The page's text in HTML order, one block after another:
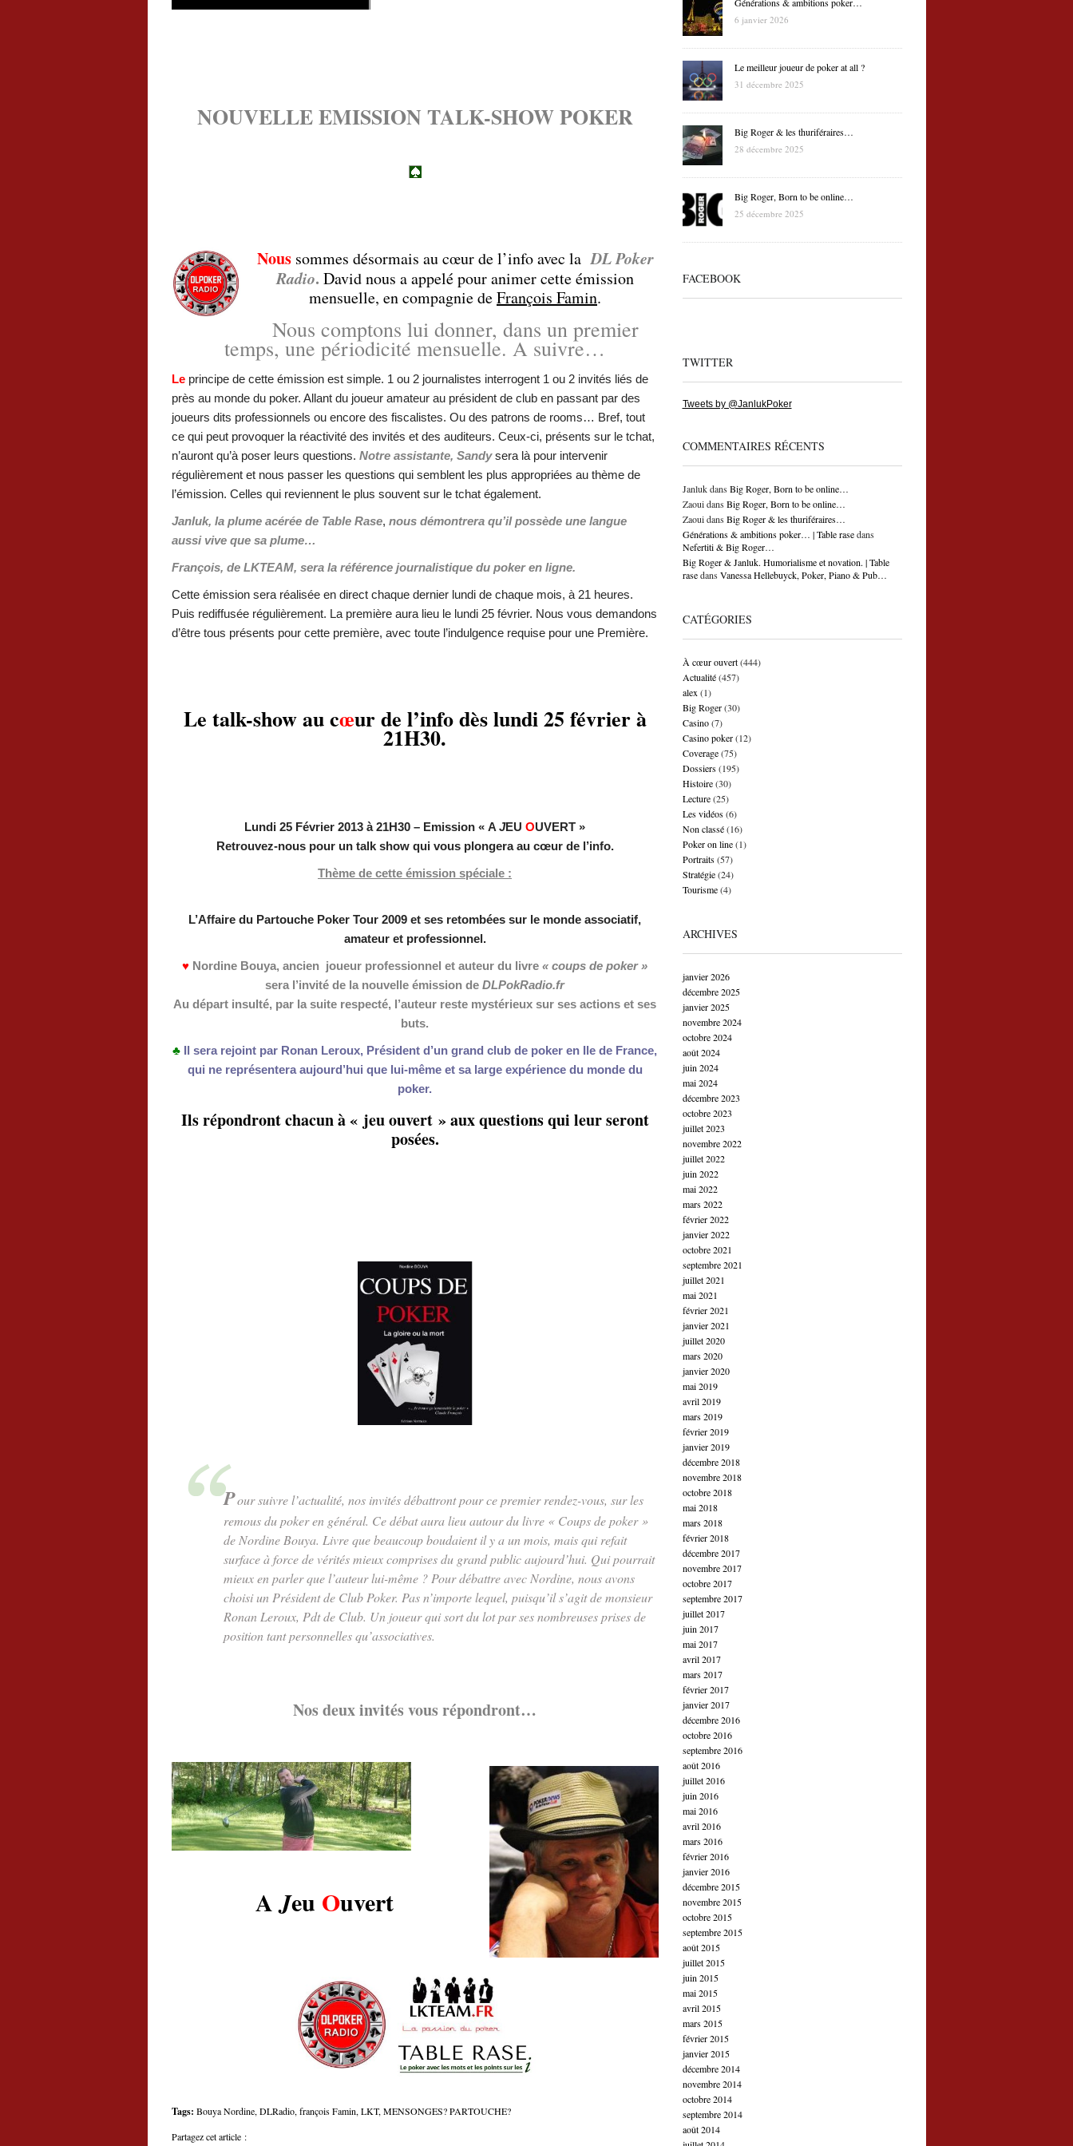
NOUVELLE EMISSION TALK-SHOW POKER
Noussommes désormais au cœur de l’info avec laDL Poker
Radio. David nous a appelé pour animer cette émission
mensuelle, en compagnie deFrançois Famin.
Nous comptons lui donner, dans un premier
temps, une périodicité mensuelle. A suivre…
Leprincipe de cette émission est simple. 1 ou 2 journalistes interrogent 1 ou 2 invités liés de
près au monde du poker. Allant du joueur amateur au président de club en passant par des
joueurs dits professionnels ou encore des fiscalistes. Ou des patrons de rooms… Bref, tout
ce qui peut provoquer la réactivité des invités et des auditeurs. Ceux-ci, présents sur le tchat,
n’auront qu’à poser leurs questions. Notre assistante, Sandysera là pour intervenir
régulièrement et nous passer les questions qui semblent les plus appropriées au thème de
l’émission. Celles qui reviennent le plus souvent sur le tchat également.
Janluk, la plume acérée de Table Rase, nous démontrera qu’il possède une langue
aussi vive que sa plume…
François, de LKTEAM, sera la référence journalistique du poker en ligne.
Cette émission sera réalisée en direct chaque dernier lundi de chaque mois, à 21 heures.
Puis rediffusée régulièrement. La première aura lieu le lundi 25 février. Nous vous demandons
d’être tous présents pour cette première, avec toute l’indulgence requise pour une Première.
Le talk-show au cœur de l’infodèslundi 25 février à
21H30.
Lundi 25 Février 2013 à 21H30 – Emission « A JEU OUVERT »
Retrouvez-nous pour un talk show qui vous plongera au cœur de l’info.
Thème de cette émission spéciale :
L’Affaire du Partouche Poker Tour 2009 et ses retombées sur le monde associatif,
amateur et professionnel.
♥ Nordine Bouya, ancien joueur professionnel et auteur du livre « coups de poker »
sera l’invité de la nouvelle émission de DLPokRadio.fr
Au départ insulté, par la suite respecté, l’auteur reste mystérieux sur ses actions et ses
buts.
♣ Il sera rejoint par Ronan Leroux, Président d’un grand club de poker en Ile de France,
qui ne représentera aujourd’hui que lui-même et sa large expérience du monde du
poker.
Ils répondront chacun à « jeu ouvert » aux questions qui leur seront
posées.
Pour suivre l’actualité, nos invités débattront pour ce premier rendez-vous, sur les
remous du poker en général. Ce débat aura lieu autour du livre « Coups de poker »
de Nordine Bouya. Livre que beaucoup boudaient il y a un mois, mais qui refait
surface à force de vérités mieux comprises du grand public aujourd’hui. Qui pourrait
mieux en parler que l’auteur lui-même ? Pour débattre avec Nordine, nous avons
choisi un Président de Club Poker. Pas n’importe lequel, puisqu’il s’agit de monsieur
Ronan Leroux, Pdt de Club. Un joueur qui sort du lot par ses nombreuses prises de
position tant personnelles qu’associatives.
Nos deux invités vous répondront…
AJeu Ouvert
Tags: Bouya Nordine, DLRadio, françois Famin, LKT, MENSONGES? PARTOUCHE?
Partagez cet article :
6 janvier 2026
Le meilleur joueur de poker at all ?
31 décembre 2025
Big Roger & les thuriféraires…
28 décembre 2025
Big Roger, Born to be online…
25 décembre 2025
FACEBOOK
TWITTER
Tweets by @JanlukPoker
COMMENTAIRES RÉCENTS
Janlukdans Big Roger, Born to be online…
Zaouidans Big Roger, Born to be online…
Zaouidans Big Roger & les thuriféraires…
Générations & ambitions poker… | Table rasedans
Nefertiti & Big Roger…
Big Roger & Janluk. Humorialisme et novation. | Table
rasedans Vanessa Hellebuyck, Poker, Piano & Pub…
CATÉGORIES
À cœur ouvert(444)
Actualité(457)
alex (1)
Big Roger(30)
Casino(7)
Casino poker(12)
Coverage(75)
Dossiers(195)
Histoire(30)
Lecture(25)
Les vidéos(6)
Non classé(16)
Poker on line(1)
Portraits(57)
Stratégie(24)
Tourisme(4)
ARCHIVES
janvier 2026
décembre 2025
janvier 2025
novembre 2024
octobre 2024
août 2024
juin 2024
mai 2024
décembre 2023
octobre 2023
juillet 2023
novembre 2022
juillet 2022
juin 2022
mai 2022
mars 2022
février 2022
janvier 2022
octobre 2021
septembre 2021
juillet 2021
mai 2021
février 2021
janvier 2021
juillet 2020
mars 2020
janvier 2020
mai 2019
avril 2019
mars 2019
février 2019
janvier 2019
décembre 2018
novembre 2018
octobre 2018
mai 2018
mars 2018
février 2018
décembre 2017
novembre 2017
octobre 2017
septembre 2017
juillet 2017
juin 2017
mai 2017
avril 2017
mars 2017
février 2017
janvier 2017
décembre 2016
octobre 2016
septembre 2016
août 2016
juillet 2016
juin 2016
mai 2016
avril 2016
mars 2016
février 2016
janvier 2016
décembre 2015
novembre 2015
octobre 2015
septembre 2015
août 2015
juillet 2015
juin 2015
mai 2015
avril 2015
mars 2015
février 2015
janvier 2015
décembre 2014
novembre 2014
octobre 2014
septembre 2014
août 2014